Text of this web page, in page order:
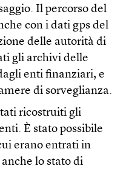
Il percorso del
con i dati gps del
delle autorità di
gli archivi delle
enti finanziari, e
di sorveglianza.
ricostruiti gli
È stato possibile
erano entrati in
lo stato di